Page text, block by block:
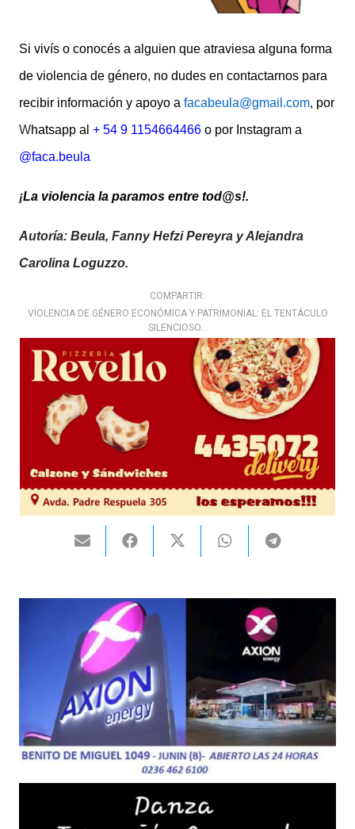
Si vivís o conocés a alguien que atraviesa alguna forma
de violencia de género, no dudes en contactarnos para
recibir información y apoyo a facabeula@gmail.com, por
Whatsapp al + 54 9 1154664466 o por Instagram a
@faca.beula
¡La violencia la paramos entre tod@s!.
Autoría: Beula, Fanny Hefzi Pereyra y Alejandra
Carolina Loguzzo.
COMPARTIR:
VIOLENCIA DE GÉNERO ECONÓMICA Y PATRIMONIAL: EL TENTÁCULO
SILENCIOSO…